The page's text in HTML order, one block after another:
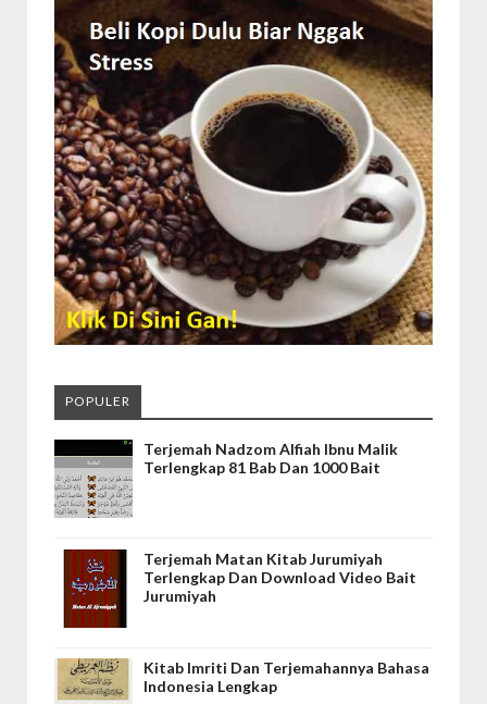
POPULER
Terjemah Nadzom Alfiah Ibnu Malik
Terlengkap 81 Bab Dan 1000 Bait
Terjemah Matan Kitab Jurumiyah
Terlengkap Dan Download Video Bait
Jurumiyah
Kitab Imriti Dan Terjemahannya Bahasa
Indonesia Lengkap